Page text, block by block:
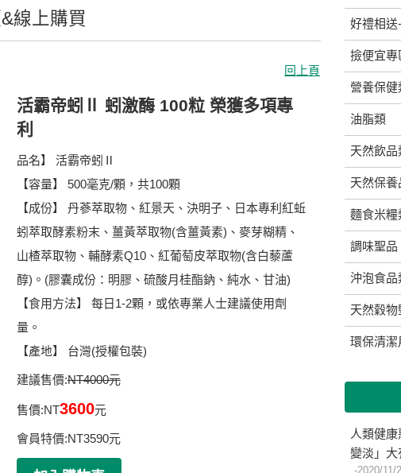
線上購買
回上頁
活霸帝蚓Ⅱ 蚓激酶 100粒 榮獲多項專
利
品名】 活霸帝蚓Ⅱ
​【容量】 500毫克/顆，共100顆
【成份】 丹蔘萃取物、紅景天、決明子、日本專利紅蚯
蚓萃取酵素粉末、薑黃萃取物(含薑黃素)、麥芽糊精、
山楂萃取物、輔酵素Q10、紅葡萄皮萃取物(含白藜蘆
醇)。(膠囊成份：明膠、硫酸月桂酯鈉、純水、甘油)
【食用方法】 每日1-2顆，或依專業人士建議使用劑
量。
【產地】 台灣(授權包裝)
建議售價:NT4000元
售價:NT3600元
會員特價:NT3590元
好禮相送
撿便宜專
營養保健
油脂類
天然飲品
天然保養
麵食米糧
調味聖品
沖泡食品
天然穀物
環保清潔
人類健
變淡」大
2020/11/